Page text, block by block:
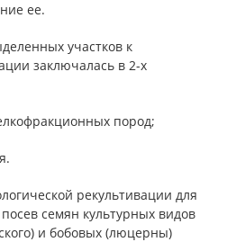
ее.
участков к
заключалась в 2-х
пород;
рекультивации для
семян культурных видов
и бобовых (люцерны)